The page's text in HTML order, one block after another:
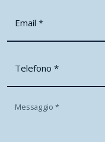
Email *
Telefono *
Messaggio*